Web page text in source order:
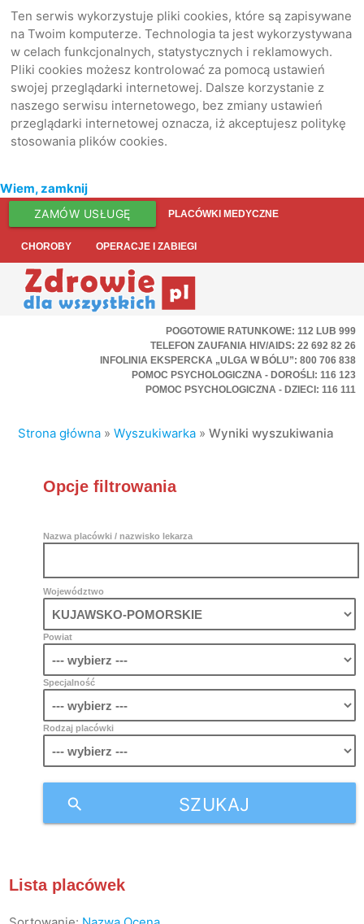
Ten serwis wykorzystuje pliki cookies, które są zapisywane
na Twoim komputerze. Technologia ta jest wykorzystywana
w celach funkcjonalnych, statystycznych i reklamowych.
Pliki cookies możesz kontrolować za pomocą ustawień
swojej przeglądarki internetowej. Dalsze korzystanie z
naszego serwisu internetowego, bez zmiany ustawień
przeglądarki internetowej oznacza, iż akceptujesz politykę
stosowania plików cookies.
Wiem, zamknij
ZAMÓW USŁUGĘ PLACÓWKI MEDYCZNE
CHOROBY OPERACJE I ZABIEGI
POGOTOWIE RATUNKOWE: 112 LUB 999
TELEFON ZAUFANIA HIV/AIDS: 22 692 82 26
INFOLINIA EKSPERCKA „ULGA W BÓLU”: 800 706 838
POMOC PSYCHOLOGICZNA - DOROŚLI: 116 123
POMOC PSYCHOLOGICZNA - DZIECI: 116 111
Strona główna »Wyszukiwarka »Wyniki wyszukiwania
Opcje filtrowania
Nazwa placówki / nazwisko lekarza
Województwo
Powiat
Specjalność
Rodzaj placówki
SZUKAJ
search
Lista placówek